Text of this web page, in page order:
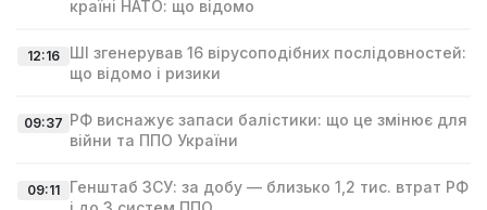
країні НАТО: що відомо
12:16
ШІ згенерував 16 вірусоподібних послідовностей:
що відомо і ризики
09:37 РФ виснажує запаси балістики: що це змінює для
війни та ППО України
09:11
Генштаб ЗСУ: за добу — близько 1,2 тис. втрат РФ